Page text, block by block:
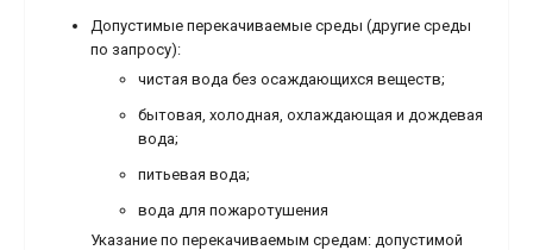
Допустимые перекачиваемые среды (другие среды
по запросу):
чистая вода без осаждающихся веществ;
бытовая, холодная, охлаждающая и дождевая
вода;
питьевая вода;
вода для пожаротушения
Указание по перекачиваемым средам: допустимой